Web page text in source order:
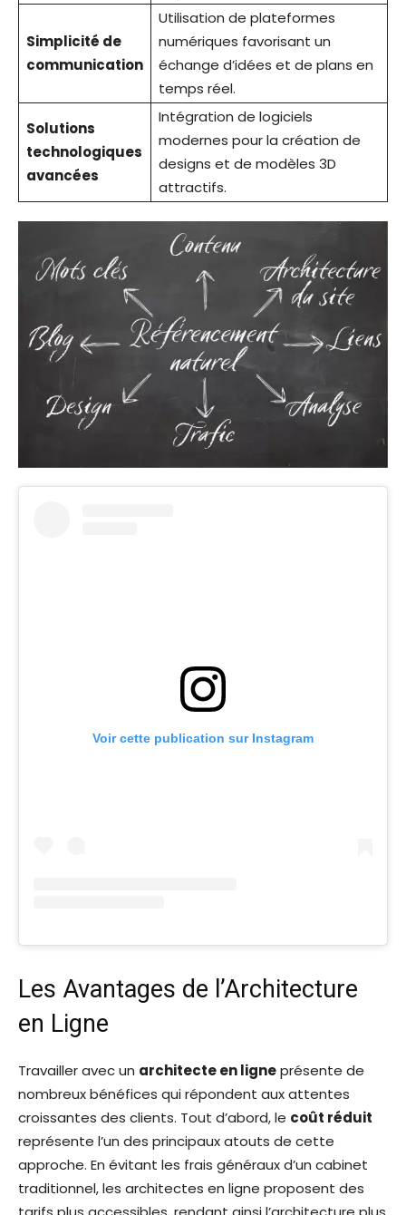
Simplicité de
communication
Utilisation de plateformes
numériques favorisant un
échange d’idées et de plans en
temps réel.
Solutions
technologiques
avancées
Intégration de logiciels
modernes pour la création de
designs et de modèles 3D
attractifs.
Voir cette publication sur Instagram
Les Avantages de l’Architecture
en Ligne
Travailler avec un architecte en ligneprésente de
nombreux bénéfices qui répondent aux attentes
croissantes des clients. Tout d’abord, le coût réduit
représente l’un des principaux atouts de cette
approche. En évitant les frais généraux d’un cabinet
traditionnel, les architectes en ligne proposent des